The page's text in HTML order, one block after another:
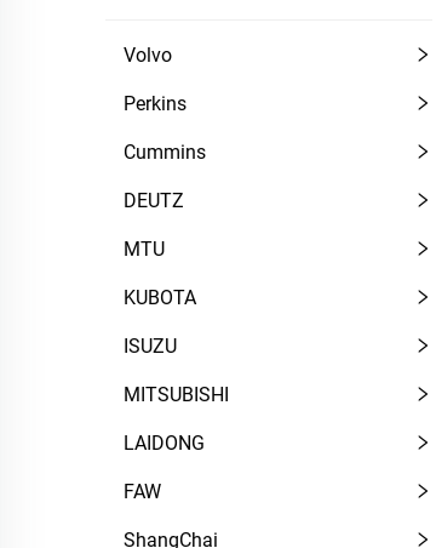
Volvo
Perkins
Cummins
DEUTZ
MTU
KUBOTA
ISUZU
MITSUBISHI
LAIDONG
FAW
ShangChai